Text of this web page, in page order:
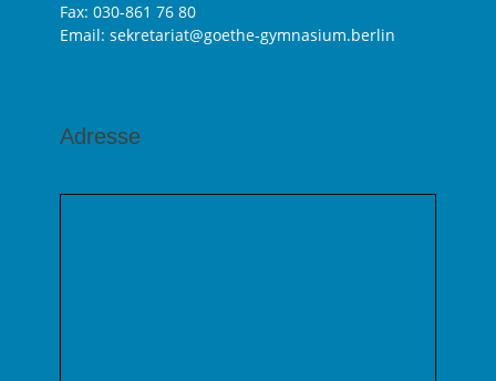
Fax: 030-861 76 80
Email: sekretariat@goethe-gymnasium.berlin
Adresse